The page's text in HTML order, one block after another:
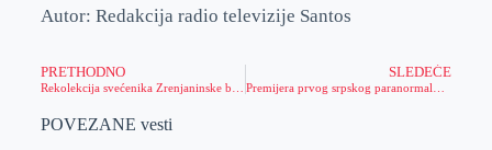
Autor: Redakcija radio televizije Santos
PRETHODNO SLEDEĆE
POVEZANE vesti